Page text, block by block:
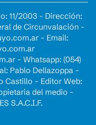
11/2003 - Dirección:
de Circunvalación -
- Email:
- Whatsapp: (054)
Pablo Dellazoppa -
Castillo - Editor Web:
del medio -
S.A.C.I.F.